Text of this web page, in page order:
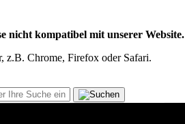
nicht kompatibel mit unserer Website.
z.B. Chrome, Firefox oder Safari.